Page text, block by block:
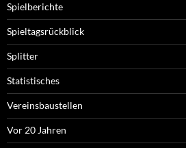
Spielberichte
Spieltagsrückblick
Splitter
Statistisches
Vereinsbaustellen
Vor 20 Jahren